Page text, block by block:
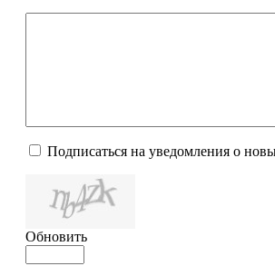
Подписаться на уведомления о
Обновить